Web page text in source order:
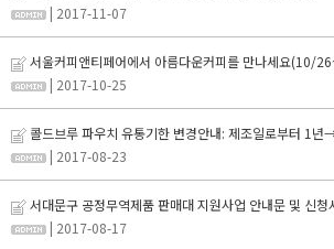
| 2017-11-07
서울커피앤티페어에서 아름다운커피를 만나세요(10/
| 2017-10-25
콜드브루 파우치 유통기한 변경안내: 제조일로부터 1년
| 2017-08-23
서대문구 공정무역제품 판매대 지원사업 안내문 및 신청
| 2017-08-17